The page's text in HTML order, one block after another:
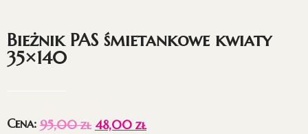
Bieżnik PAS śmietankowe kwiaty
35×140
Cena: 95,00zł 48,00 zł